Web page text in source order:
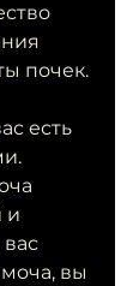
почек.
есть
и
вы